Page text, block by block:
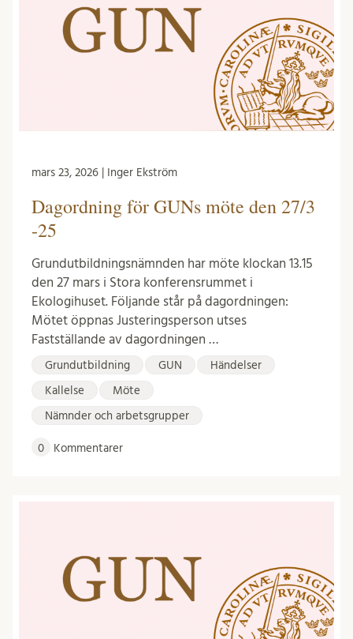
mars 23, 2026 | Inger Ekström
Dagordning för GUNs möte den 27/3
-25
Grundutbildningsnämnden har möte klockan 13.15
den 27 mars i Stora konferensrummet i
Ekologihuset. Följande står på dagordningen:
Mötet öppnas Justeringsperson utses
Fastställande av dagordningen …
Grundutbildning GUN Händelser
Kallelse Möte
Nämnder och arbetsgrupper
0 Kommentarer